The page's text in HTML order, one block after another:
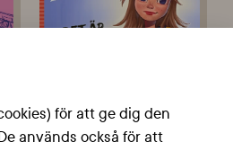
för att ge dig den
används också för att